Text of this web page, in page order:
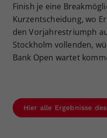
Finish je eine
Kurzentscheidung, wo
den Vorjahrestriumph
Stockholm vollenden,
Bank Open wartet
Hier alle Ergebnisse